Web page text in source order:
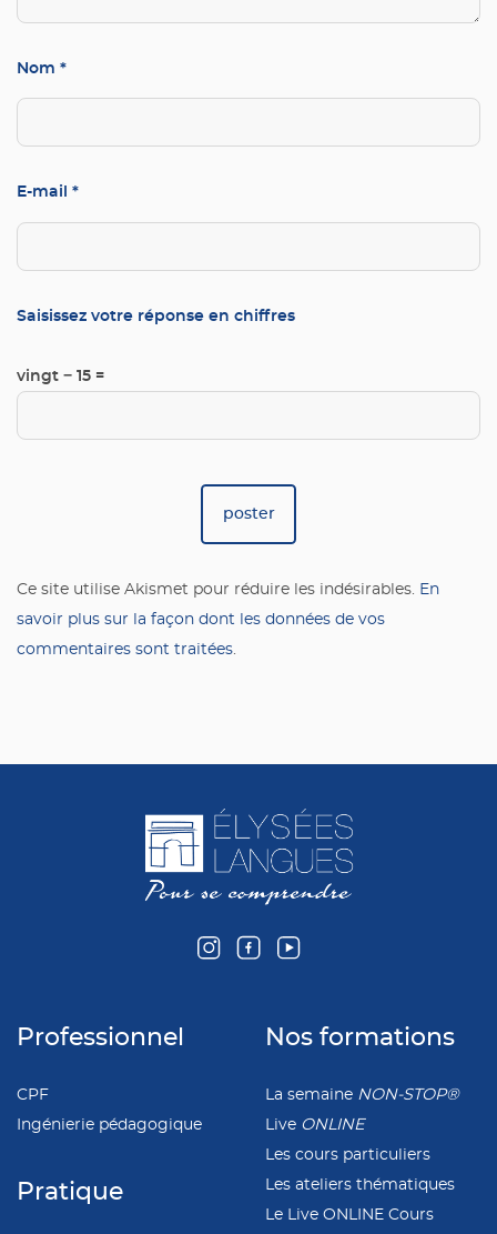
Nom *
E-mail *
Saisissez votre réponse en chiffres
vingt − 15 =
Ce site utilise Akismet pour réduire les indésirables. En
savoir plus sur la façon dont les données de vos
commentaires sont traitées.
Professionnel
CPF
Ingénierie pédagogique
Pratique
Nos formations
La semaine NON-STOP®
Live ONLINE
Les cours particuliers
Les ateliers thématiques
Le Live ONLINE Cours